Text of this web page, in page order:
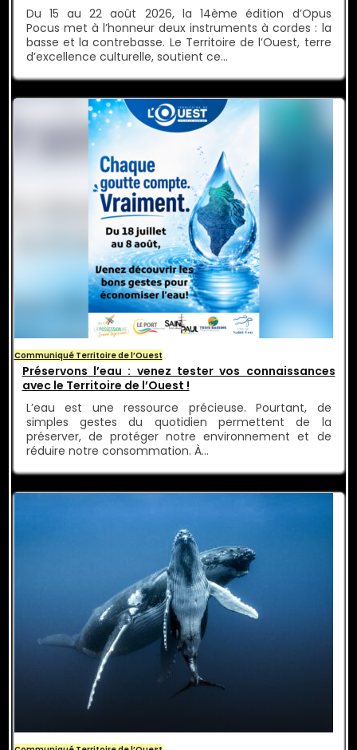
Du 15 au 22 août 2026, la 14ème édition d’Opus
Pocus met à l’honneur deux instruments à cordes : la
basse et la contrebasse. Le Territoire de l’Ouest, terre
d’excellence culturelle, soutient ce…
Communiqué Territoire de l’Ouest
Préservons l’eau : venez tester vos connaissances
avec le Territoire de l’Ouest !
L’eau est une ressource précieuse. Pourtant, de
simples gestes du quotidien permettent de la
préserver, de protéger notre environnement et de
réduire notre consommation. À…